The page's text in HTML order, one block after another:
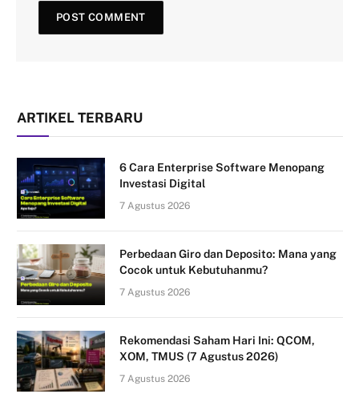
ARTIKEL TERBARU
6 Cara Enterprise Software Menopang
Investasi Digital
7 Agustus 2026
Perbedaan Giro dan Deposito: Mana yang
Cocok untuk Kebutuhanmu?
7 Agustus 2026
Rekomendasi Saham Hari Ini: QCOM,
XOM, TMUS (7 Agustus 2026)
7 Agustus 2026